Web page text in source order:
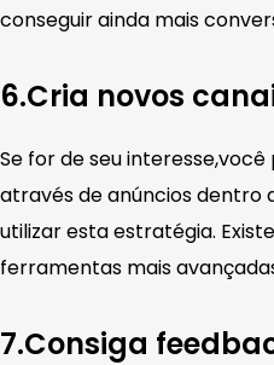
conseguir ainda mais
6.Cria novos
Se for de seu
através de anúncios dentro
utilizar esta estratégia.
ferramentas mais
7.Consiga